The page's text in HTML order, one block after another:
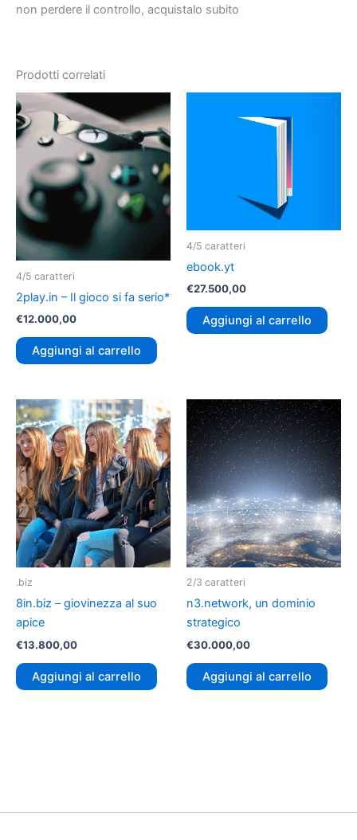
non perdere il controllo, acquistalo subito
Prodotti correlati
4/5 caratteri
2play.in – Il gioco si fa serio*
€12.000,00
Aggiungi al carrello
4/5 caratteri
ebook.yt
€27.500,00
Aggiungi al carrello
.biz
8in.biz – giovinezza al suo
apice
€13.800,00
Aggiungi al carrello
2/3 caratteri
n3.network, un dominio
strategico
€30.000,00
Aggiungi al carrello